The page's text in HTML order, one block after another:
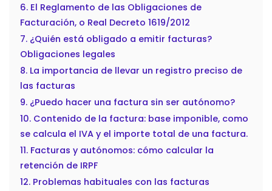
6. El Reglamento de las Obligaciones de
Facturación, o Real Decreto 1619/2012
7. ¿Quién está obligado a emitir facturas?
Obligaciones legales
8. La importancia de llevar un registro preciso de
las facturas
9. ¿Puedo hacer una factura sin ser autónomo?
10. Contenido de la factura: base imponible, como
se calcula el IVA y el importe total de una factura.
11. Facturas y autónomos: cómo calcular la
retención de IRPF
12. Problemas habituales con las facturas